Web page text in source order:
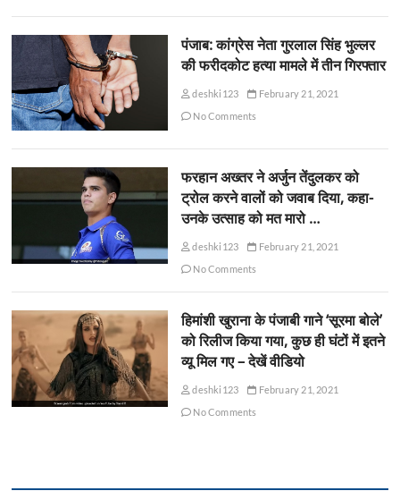
पंजाब: कांग्रेस नेता गुरलाल सिंह भुल्लर
की फरीदकोट हत्या मामले में तीन गिरफ्तार
deshki123
February 21, 2021
No Comments
फरहान अख्तर ने अर्जुन तेंदुलकर को
ट्रोल करने वालों को जवाब दिया, कहा-
उनके उत्साह को मत मारो …
deshki123
February 21, 2021
No Comments
हिमांशी खुराना के पंजाबी गाने ‘सूरमा बोले’
को रिलीज किया गया, कुछ ही घंटों में इतने
व्यू मिल गए – देखें वीडियो
deshki123
February 21, 2021
No Comments